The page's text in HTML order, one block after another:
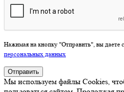
Нажимая на кнопку "Отправить", вы даете
персональных данных
Отправить
Мы используем файлы Cookies,